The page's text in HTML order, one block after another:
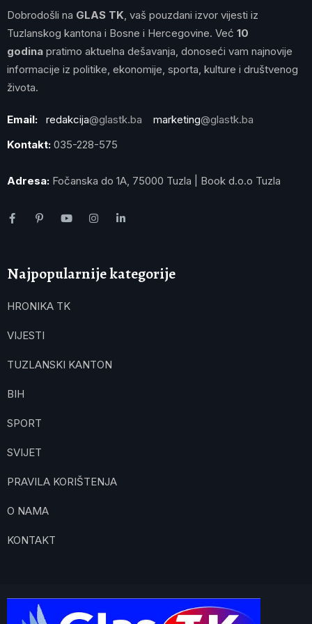
Dobrodošli na GLAS TK , vaš pouzdani izvor vijesti iz
Tuzlanskog kantona i Bosne i Hercegovine. Već 10
godina pratimo aktuelna dešavanja, donoseći vam najnovije
informacije iz politike, ekonomije, sporta, kulture i društvenog
života.
Email: redakcija@glastk.ba marketing@glastk.ba
Kontakt: 035-228-575
Adresa: Fočanska do 1A, 75000 Tuzla | Book d.o.o Tuzla
Najpopularnije kategorije
HRONIKA TK
VIJESTI
TUZLANSKI KANTON
BIH
SPORT
SVIJET
PRAVILA KORIŠTENJA
O NAMA
KONTAKT